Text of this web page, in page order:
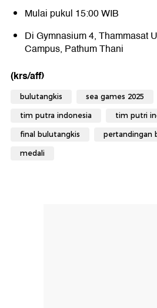
Mulai pukul 15:00 WIB
Di Gymnasium 4, Thammasat
Campus, Pathum Thani
(krs/aff)
bulutangkis sea games 2025
tim putra indonesia tim putri
final bulutangkis pertandingan
medali